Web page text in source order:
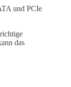
und PCIe
das